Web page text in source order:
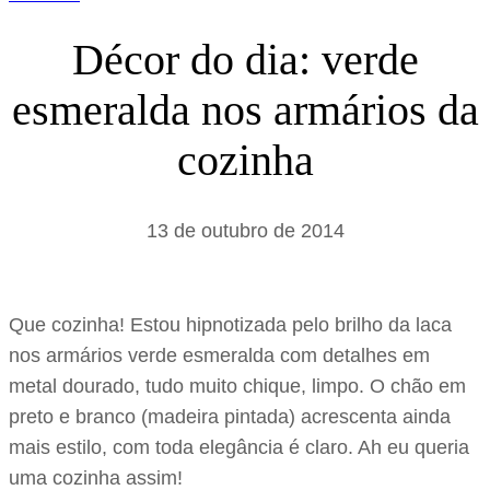
Décor do dia: verde
esmeralda nos armários da
cozinha
13 de outubro de 2014
Que cozinha! Estou hipnotizada pelo brilho da laca
nos armários verde esmeralda com detalhes em
metal dourado, tudo muito chique, limpo. O chão em
preto e branco (madeira pintada) acrescenta ainda
mais estilo, com toda elegância é claro. Ah eu queria
uma cozinha assim!